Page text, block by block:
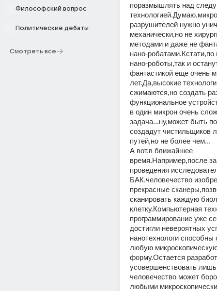
Философский вопрос
Политические дебаты
Смотреть все
поразмышлять над
разрушителей нужно
механически,но не
методами и даже не
нано-
нано-роботы,так и
фантастикой еще очень
лет.Да,высокие
сжимаются,но создать
функциональное
в один микрон очень
задача...ну,может быть
создадут чистильщиков
путей,но не более чем...
А вот,в ближайшее
время.Например,после
проведения
БАК,человечество
прекрасные
сканировать каждую
клетку.Компьютерная
программирование уже
достигли невероятных
нанотехнологи способны
любую
форму.Остается
усовершенствовать
человечество может
любыми